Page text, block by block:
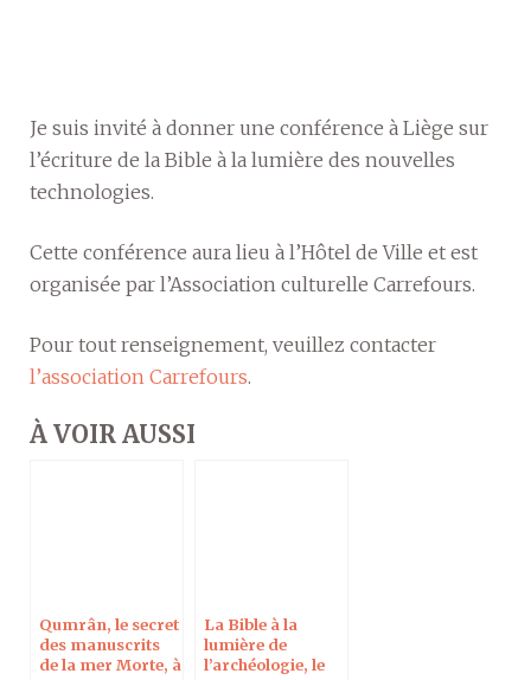
Je suis invité à donner une conférence à Liège sur
l’écriture de la Bible à la lumière des nouvelles
technologies.
Cette conférence aura lieu à l’Hôtel de Ville et est
organisée par l’Association culturelle Carrefours.
Pour tout renseignement, veuillez contacter
l’association Carrefours.
À VOIR AUSSI
Qumrân, le secret
des manuscrits
de la mer Morte, à
La Bible à la
lumière de
l’archéologie, le